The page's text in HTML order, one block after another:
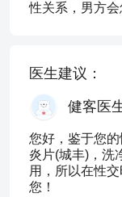
性关系，男方
医生建议：
健客医
您好，鉴于您
炎片(城丰)，洗
用，所以在性
您！